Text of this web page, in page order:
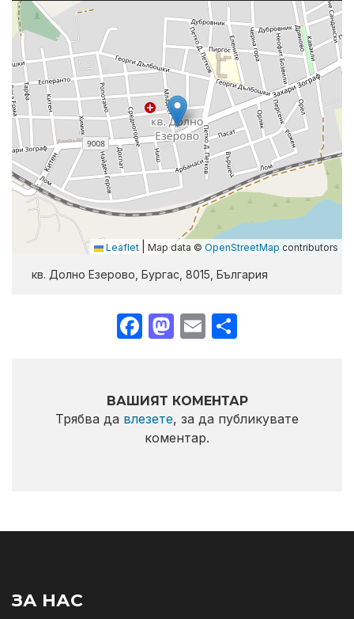
Leaflet Map data © OpenStreetMap contributors
кв. Долно Езерово, Бургас, 8015, България
FacebookMastodon
Email
ВАШИЯТ КОМЕНТАР
Трябва да влезете, за да публикувате
коментар.
ЗА НАС